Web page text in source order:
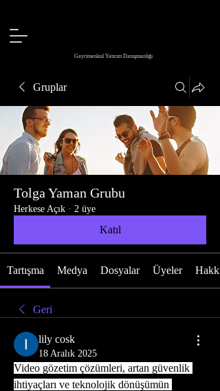
Gayrimenkul Yatırım Danışmanlığı
Gruplar
Tolga Yaman Grubu
Herkese Açık · 2 üye
Katıl
Tartışma Medya Dosyalar Üyeler
Geri
lily cosk
18 Aralık 2025
Video gözetim çözümleri, artan güvenlik
ihtiyaçları ve teknolojik dönüşümün